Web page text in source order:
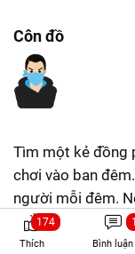
Côn đồ
Tìm một kẻ đồng
chơi vào ban
người mỗi đêm.
thể chọn một
Ma sói.
174
Thích Bình luận